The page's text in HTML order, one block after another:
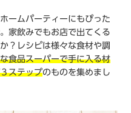
ームパーティーにもぴった
家飲みでもお店で出てくる
？レシピは様々な食材や調
食品スーパーで手に入る材
ステップのものを集めまし